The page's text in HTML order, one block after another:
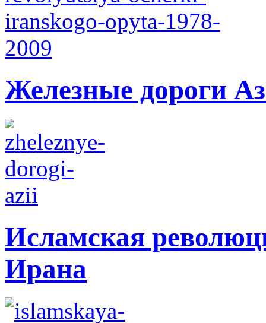
Железные дороги
Исламская
Ирана